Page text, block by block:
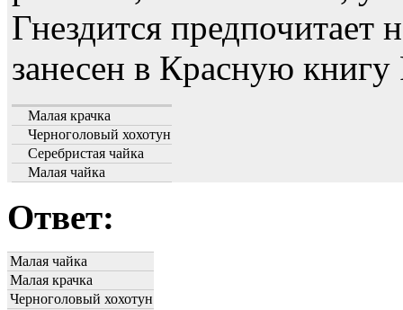
Гнездится предпочитает
занесен в Красную книгу
Малая крачка
Черноголовый хохотун
Серебристая чайка
Малая чайка
Ответ:
Малая чайка
Малая крачка
Черноголовый хохотун